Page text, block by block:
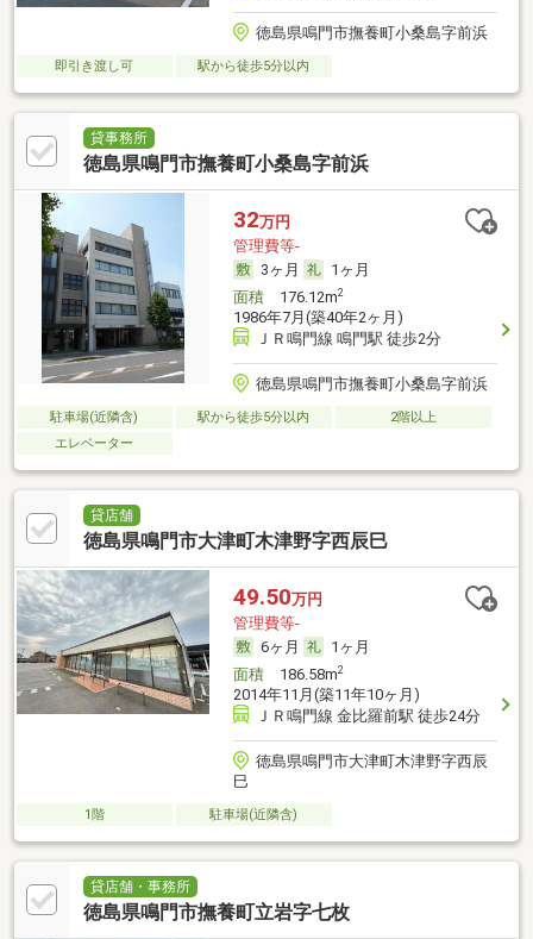
徳島県鳴門市撫養町小桑島字前浜
即引き渡し可 駅から徒歩5分以内
貸事務所
徳島県鳴門市撫養町小桑島字前浜
32万円
管理費等-
3ヶ月
1ヶ月
面積176.12m2
1986年7月(築40年2ヶ月)
ＪＲ鳴門線 鳴門駅 徒歩2分
徳島県鳴門市撫養町小桑島字前浜
駐車場(近隣含) 駅から徒歩5分以内
2階以上
エレベーター
貸店舗
徳島県鳴門市大津町木津野字西辰巳
49.50万円
管理費等-
6ヶ月
1ヶ月
面積186.58m2
2014年11月(築11年10ヶ月)
ＪＲ鳴門線 金比羅前駅 徒歩24分
徳島県鳴門市大津町木津野字西辰
巳
1階 駐車場(近隣含)
貸店舗・事務所
徳島県鳴門市撫養町立岩字七枚